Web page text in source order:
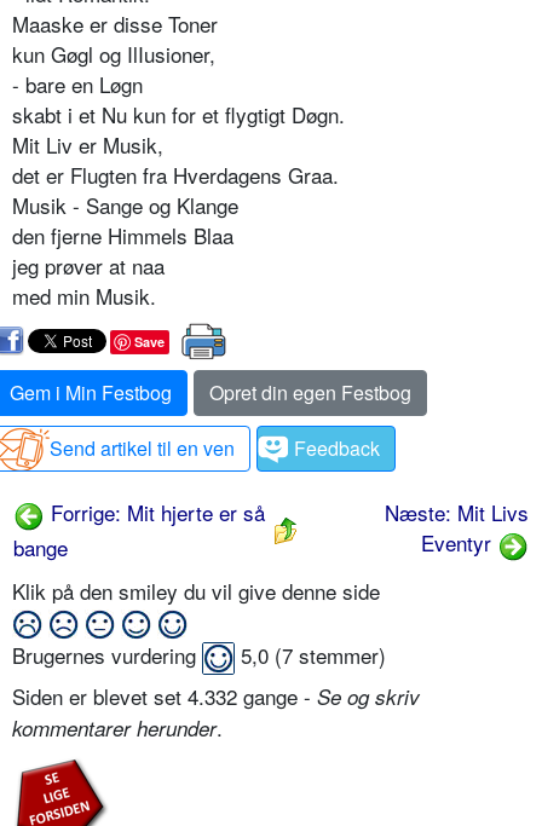
Maaske er disse Toner
kun Gøgl og IlIusioner,
- bare en Løgn
skabt i et Nu kun for et flygtigt Døgn.
Mit Liv er Musik,
det er Flugten fra Hverdagens Graa.
Musik - Sange og Klange
den fjerne Himmels Blaa
jeg prøver at naa
med min Musik.
Save
Gem i Min Festbog
Opret din egen Festbog
Send artikel til en ven
Feedback
Forrige: Mit hjerte er så
bange
Næste: Mit Livs
Eventyr
Klik på den smiley du vil give denne side
Brugernes vurdering 5,0 (7 stemmer)
Siden er blevet set 4.332 gange - Se og skriv
kommentarer herunder.